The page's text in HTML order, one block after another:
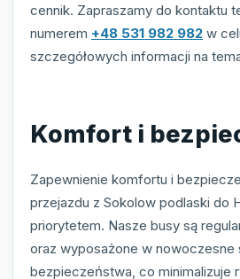
cennik. Zapraszamy do kontaktu
numerem +48 531 982 982 w
szczegółowych informacji na
Komfort i
Zapewnienie komfortu i
przejazdu z Sokolow podlaski do
priorytetem. Nasze busy są
oraz wyposażone w nowoczesne
bezpieczeństwa, co minimalizuje